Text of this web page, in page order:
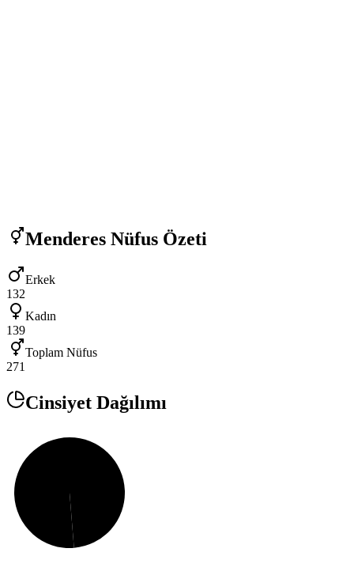
Menderes Nüfus Özeti
Erkek
132
Kadın
139
Toplam Nüfus
271
Cinsiyet Dağılımı